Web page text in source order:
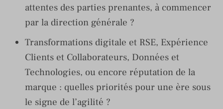
attentes des parties prenantes, à commencer
par la direction générale ?
Transformations digitale et RSE, Expérience
Clients et Collaborateurs, Données et
Technologies, ou encore réputation de la
marque : quelles priorités pour une ère sous
le signe de l’agilité ?